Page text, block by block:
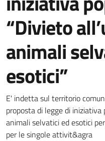
“Divieto
animali
esotici”
Dettagli della
E' indetta sul territorio
proposta di legge di
animali selvatici ed esotici
per le singole attivit&agra